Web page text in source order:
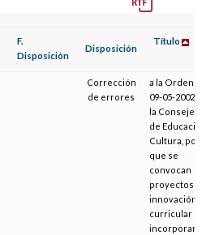
F.
Disposición
Disposición
Título
Corrección
de errores
a la Orden de
09-05-2002, de
la Consejería
de Educación y
Cultura, por la
que se
convocan
proyectos de
innovación
curricular para
incorporar una